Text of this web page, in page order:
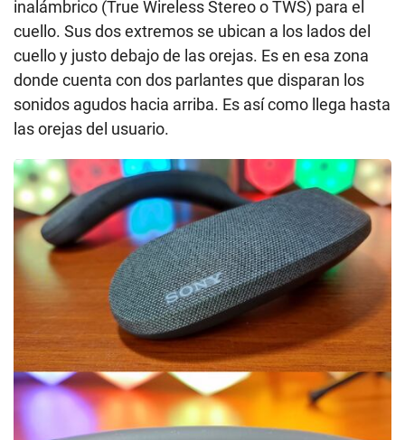
inalámbrico (True Wireless Stereo o TWS) para el
cuello. Sus dos extremos se ubican a los lados del
cuello y justo debajo de las orejas. Es en esa zona
donde cuenta con dos parlantes que disparan los
sonidos agudos hacia arriba. Es así como llega hasta
las orejas del usuario.